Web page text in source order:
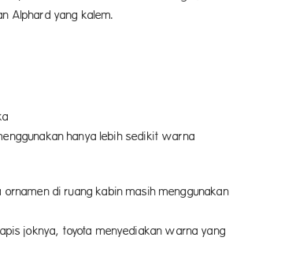
Alphard yang kalem.
lebih sedikit warna
di ruang kabin masih menggunakan
warna yang